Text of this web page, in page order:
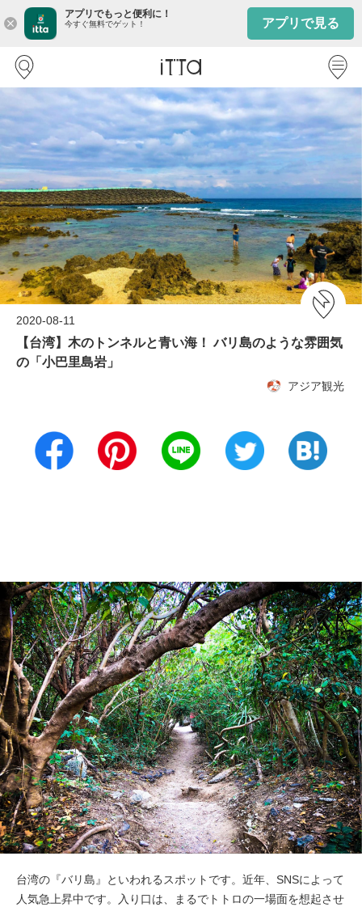
close
アプリでもっと便利に！
今すぐ無料でゲット！ アプリで見る
2020-08-11
【台湾】木のトンネルと青い海！ バリ島のような雰囲気
の「小巴里島岩」
アジア観光
台湾の『バリ島』といわれるスポットです。近年、SNSによって
人気急上昇中です。入り口は、まるでトトロの一場面を想起させ